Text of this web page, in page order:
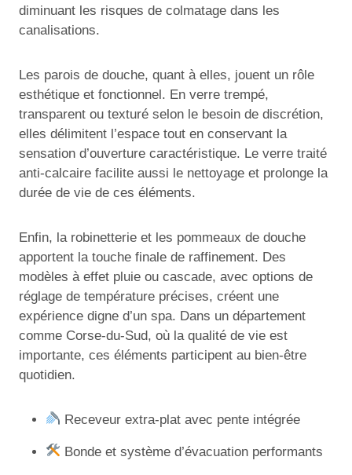
diminuant les risques de colmatage dans les
canalisations.
Les parois de douche, quant à elles, jouent un rôle
esthétique et fonctionnel. En verre trempé,
transparent ou texturé selon le besoin de discrétion,
elles délimitent l’espace tout en conservant la
sensation d’ouverture caractéristique. Le verre traité
anti-calcaire facilite aussi le nettoyage et prolonge la
durée de vie de ces éléments.
Enfin, la robinetterie et les pommeaux de douche
apportent la touche finale de raffinement. Des
modèles à effet pluie ou cascade, avec options de
réglage de température précises, créent une
expérience digne d’un spa. Dans un département
comme Corse-du-Sud, où la qualité de vie est
importante, ces éléments participent au bien-être
quotidien.
Receveur extra-plat avec pente intégrée
Bonde et système d’évacuation performants